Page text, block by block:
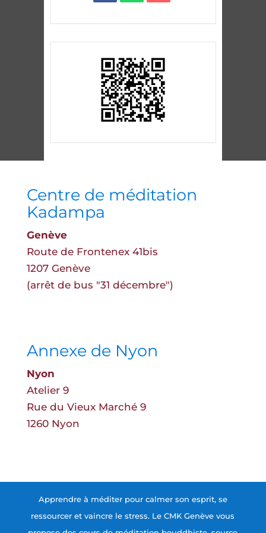
Centre de méditation
Kadampa
Genève
Route de Frontenex 41bis
1207 Genève
(arrêt de bus "31 décembre")
Annexe de Nyon
Nyon
Atelier 9
Rue du Vieux Marché 9
1260 Nyon
Apprendre à méditer pour calmer son esprit, se
ressourcer et vaincre le stress. Le CMK Genève vous